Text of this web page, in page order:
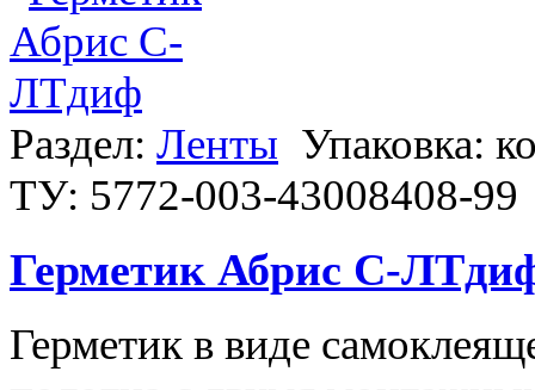
Раздел: Ленты Упаковка:
ТУ: 5772-003-43008408-99
Герметик Абрис С-
Герметик в виде